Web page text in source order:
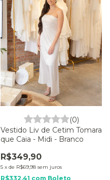
(0)
Vestido Liv de Cetim Tomara
que Caia - Midi - Branco
R$349,90
5 x de R$69,98 sem juros
R$332,41 com Boleto